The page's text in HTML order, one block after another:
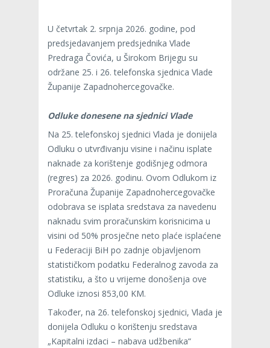
U četvrtak 2. srpnja 2026. godine, pod
predsjedavanjem predsjednika Vlade
Predraga Čovića, u Širokom Brijegu su
održane 25. i 26. telefonska sjednica Vlade
Županije Zapadnohercegovačke.
Odluke donesene na sjednici Vlade
Na 25. telefonskoj sjednici Vlada je donijela
Odluku o utvrđivanju visine i načinu isplate
naknade za korištenje godišnjeg odmora
(regres) za 2026. godinu. Ovom Odlukom iz
Proračuna Županije Zapadnohercegovačke
odobrava se isplata sredstava za navedenu
naknadu svim proračunskim korisnicima u
visini od 50% prosječne neto plaće isplaćene
u Federaciji BiH po zadnje objavljenom
statističkom podatku Federalnog zavoda za
statistiku, a što u vrijeme donošenja ove
Odluke iznosi 853,00 KM.
Također, na 26. telefonskoj sjednici, Vlada je
donijela Odluku o korištenju sredstava
„Kapitalni izdaci – nabava udžbenika“